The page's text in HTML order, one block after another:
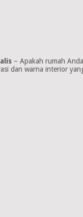
– Apakah rumah
dan warna interior